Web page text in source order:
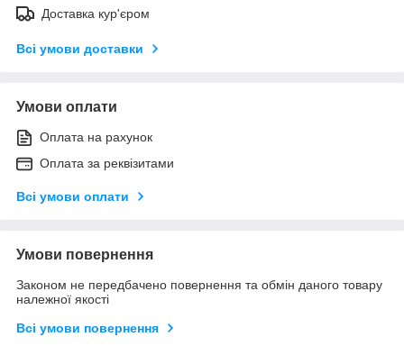
Доставка кур'єром
Всі умови доставки
Умови оплати
Оплата на рахунок
Оплата за реквізитами
Всі умови оплати
Умови повернення
Законом не передбачено повернення та обмін даного товару
належної якості
Всі умови повернення